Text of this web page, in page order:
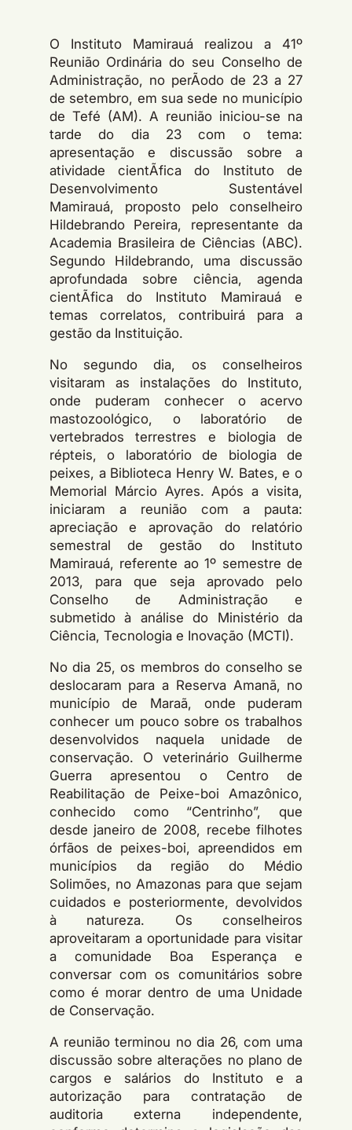
O Instituto Mamirauá realizou a 41º
Reunião Ordinária do seu Conselho de
Administração, no perÃ­odo de 23 a 27
de setembro, em sua sede no município
de Tefé (AM). A reunião iniciou-se na
tarde do dia 23 com o tema:
apresentação e discussão sobre a
atividade cientÃ­fica do Instituto de
Desenvolvimento Sustentável
Mamirauá, proposto pelo conselheiro
Hildebrando Pereira, representante da
Academia Brasileira de Ciências (ABC).
Segundo Hildebrando, uma discussão
aprofundada sobre ciência, agenda
cientÃ­fica do Instituto Mamirauá e
temas correlatos, contribuirá para a
gestão da Instituição.
No segundo dia, os conselheiros
visitaram as instalações do Instituto,
onde puderam conhecer o acervo
mastozoológico, o laboratório de
vertebrados terrestres e biologia de
répteis, o laboratório de biologia de
peixes, a Biblioteca Henry W. Bates, e o
Memorial Márcio Ayres. Após a visita,
iniciaram a reunião com a pauta:
apreciação e aprovação do relatório
semestral de gestão do Instituto
Mamirauá, referente ao 1º semestre de
2013, para que seja aprovado pelo
Conselho de Administração e
submetido à análise do Ministério da
Ciência, Tecnologia e Inovação (MCTI).
No dia 25, os membros do conselho se
deslocaram para a Reserva Amanã, no
município de Maraã, onde puderam
conhecer um pouco sobre os trabalhos
desenvolvidos naquela unidade de
conservação. O veterinário Guilherme
Guerra apresentou o Centro de
Reabilitação de Peixe-boi Amazônico,
conhecido como “Centrinho”, que
desde janeiro de 2008, recebe filhotes
órfãos de peixes-boi, apreendidos em
municípios da região do Médio
Solimões, no Amazonas para que sejam
cuidados e posteriormente, devolvidos
à natureza. Os conselheiros
aproveitaram a oportunidade para visitar
a comunidade Boa Esperança e
conversar com os comunitários sobre
como é morar dentro de uma Unidade
de Conservação.
A reunião terminou no dia 26, com uma
discussão sobre alterações no plano de
cargos e salários do Instituto e a
autorização para contratação de
auditoria externa independente,